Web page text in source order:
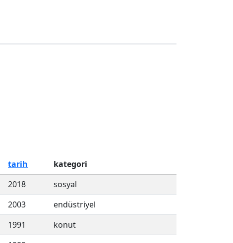
tarih
kategori
2018
sosyal
2003
endüstriyel
1991
konut